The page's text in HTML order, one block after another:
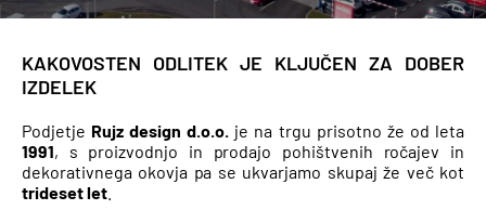
KAKOVOSTEN ODLITEK JE KLJUČEN ZA DOBER
IZDELEK
Podjetje Rujz design d.o.o. je na trgu prisotno že od leta
1991, s proizvodnjo in prodajo pohištvenih ročajev in
dekorativnega okovja pa se ukvarjamo skupaj že več kot
trideset let.